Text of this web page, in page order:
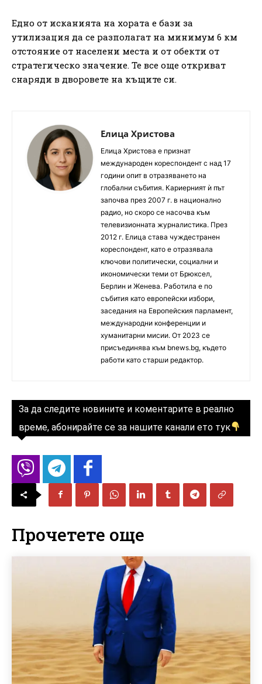
Едно от исканията на хората е бази за
утилизация да се разполагат на минимум 6 км
отстояние от населени места и от обекти от
стратегическо значение. Те все още откриват
снаряди в дворовете на къщите си.
Елица Христова
Елица Христова е признат
международен кореспондент с над 17
години опит в отразяването на
глобални събития. Кариерният ѝ път
започва през 2007 г. в национално
радио, но скоро се насочва към
телевизионната журналистика. През
2012 г. Елица става чуждестранен
кореспондент, като е отразявала
ключови политически, социални и
икономически теми от Брюксел,
Берлин и Женева. Работила е по
събития като европейски избори,
заседания на Европейския парламент,
международни конференции и
хуманитарни мисии. От 2023 се
присъединява към bnews.bg, където
работи като старши редактор.
За да следите новините и коментарите в реално
време, абонирайте се за нашите канали ето тук
Прочетете още